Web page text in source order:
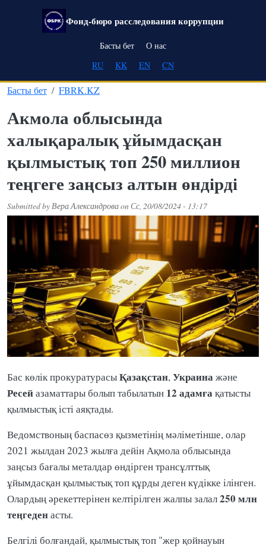
Skip to main content
Фонд-бюро расследования коррупции
Main navigation
Басты бет
О нас
RU
KK EN CN
Басты бет FBRK.KZ
Акмола облысында
халықаралық ұйымдасқан
қылмыстық топ 250 миллион
теңгеге заңсыз алтын өндірді
Submitted byВера АлександроваonСс, 20/08/2024 - 13:17
Бас көлік прокуратурасыҚазақстан,Украинажәне
Ресейазаматтары болып табылатын 12 адамғақатысты
қылмыстық істі аяқтады.
Ведомствоның баспасөз қызметінің мәліметінше, олар
2021 жылдан 2023 жылға дейін Ақмола облысында
заңсыз бағалы металдар өндірген трансұлттық
ұйымдасқан қылмыстық топ құрды деген күдікке ілінген.
Олардың әрекеттерінен келтірілген жалпы залал250 млн
теңгеденасты.
Белгілі болғандай, қылмыстық топ "жер қойнауын